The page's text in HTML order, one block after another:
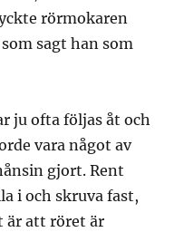
rörmokaren
sagt han som
ju ofta följas åt och
vara något av
gjort. Rent
i och skruva fast,
är att röret är